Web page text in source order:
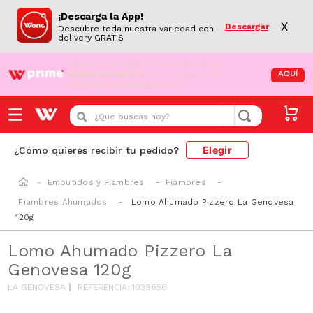
¡Descarga la App!
Descubre toda nuestra variedad con
delivery GRATIS
Descargar X
¡Aún no eres Wong Prime! Aprovecha el
DESPACHO GRATIS en tus compras de
supermercado desde S/79.90
AQUÍ
¿Que buscas hoy?
¿Cómo quieres recibir tu pedido? Elegir
Embutidos y Fiambres
Fiambres
Fiambres Ahumados
Lomo Ahumado Pizzero La Genovesa
120g
Lomo Ahumado Pizzero La
Genovesa 120g
LA GENOVESA REFERENCIA:1039656